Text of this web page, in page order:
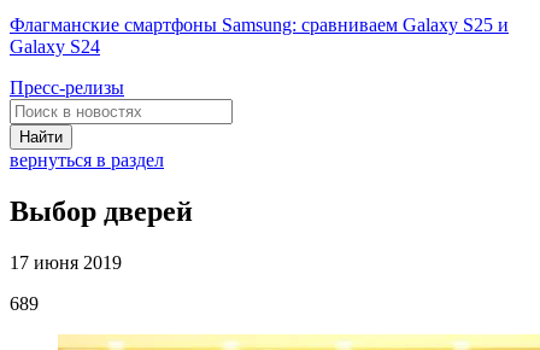
Флагманские смартфоны Samsung: сравниваем Galaxy S25 и
Galaxy S24
Пресс-релизы
Найти
вернуться в раздел
Выбор дверей
17 июня 2019
689